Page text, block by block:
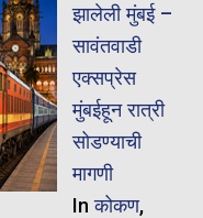
झालेली मुंबई –
सावंतवाडी
एक्सप्रेस
मुंबईहून रात्री
सोडण्याची
मागणी
Inकोकण,